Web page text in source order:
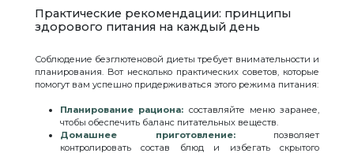
Практические рекомендации: принципы
здорового питания на каждый день
Соблюдение безглютеновой диеты требует внимательности и
планирования. Вот несколько практических советов, которые
помогут вам успешно придерживаться этого режима питания:
Планирование рациона: составляйте меню заранее,
чтобы обеспечить баланс питательных веществ.
Домашнее приготовление:позволяет
контролировать состав блюд и избегать скрытого